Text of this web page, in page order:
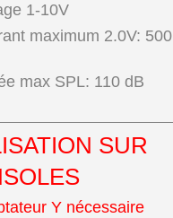
1-10V
maximum 2.0V: 500
max SPL: 110 dB
SUR
Y nécessaire